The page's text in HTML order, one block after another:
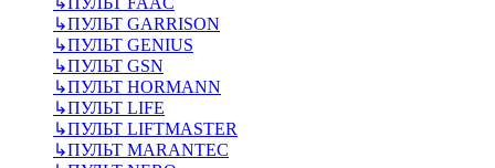
↳ПУЛЬТ GARRISON
↳ПУЛЬТ GENIUS
↳ПУЛЬТ GSN
↳ПУЛЬТ HORMANN
↳ПУЛЬТ LIFE
↳ПУЛЬТ LIFTMASTER
↳ПУЛЬТ MARANTEC